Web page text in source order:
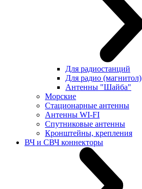
Для радиостанций
Для радио (магнитол)
Антенны "Шайба"
Морские
Стационарные антенны
Антенны WI-FI
Cпутниковые антенны
Кронштейны, крепления
ВЧ и СВЧ коннекторы